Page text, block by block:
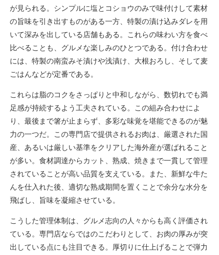
が見られる。シンプルに塩とコショウのみで味付けして素材
の旨味を引き出すものがある一方、特製の漬け込みダレを用
いて深みを出している店舗もある。これらの味わい方を食べ
比べることも、グルメな楽しみのひとつである。付け合わせ
には、特製の南蛮みそ漬けや浅漬け、大根おろし、そして麦
ごはんなどが定番である。
これらは脂のコクをさっぱりと中和しながら、数切れでも満
足感が持続するよう工夫されている。この組み合わせによ
り、最後まで箸が止まらず、多彩な味覚を堪能できるのが魅
力の一つだ。この専門店で提供されるお肉は、厳選された国
産、あるいは厳しい基準をクリアした海外産が選ばれること
が多い。食材調達からカット、熟成、焼きまで一貫して管理
されていることが高い品質を支えている。また、新鮮な牛た
んを仕入れた後、適切な熟成期間を置くことで余分な水分を
飛ばし、旨味を凝縮させている。
こうした管理体制は、グルメ志向の人々からも高く評価され
ている。専門店ならではのこだわりとして、お肉の厚みが突
出している点にも注目できる。厚切りに仕上げることで弾力